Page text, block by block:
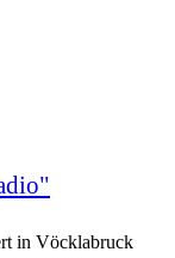
in Vöcklabruck